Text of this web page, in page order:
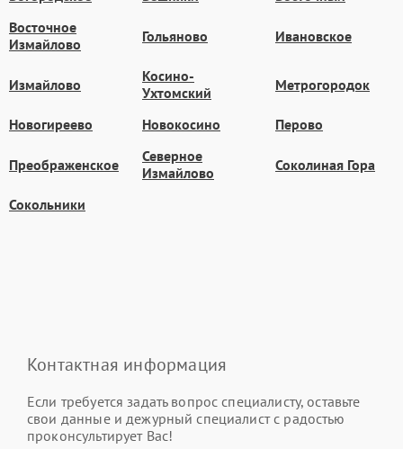
Восточное
Измайлово
Гольяново Ивановское
Измайлово
Косино-
Ухтомский
Метрогородок
Новогиреево Новокосино Перово
Преображенское
Северное
Измайлово
Соколиная Гора
Сокольники
Контактная информация
Если требуется задать вопрос специалисту, оставьте
свои данные и дежурный специалист с радостью
проконсультирует Вас!